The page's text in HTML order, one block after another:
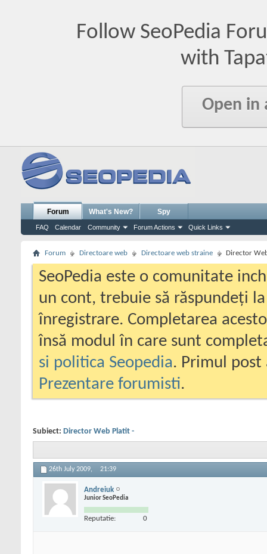
Follow SeoPedia
with
Open in
Forum
FAQ Calendar Community Forum Actions Quick Links
What's New? Spy
Forum Directoare web Directoare web straine Director
SeoPedia este o comunitate
un cont, trebuie să răspundeți
înregistrare. Completarea
însă modul în care sunt
si politica Seopedia. Primul
Prezentare forumisti.
Subiect: Director Web Platit -
26th July 2009, 21:39
Andreiuk
Junior SeoPedia
Reputatie: 0